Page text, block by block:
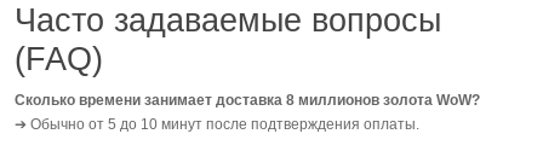
Часто задаваемые вопросы
(FAQ)
Сколько времени занимает доставка 8 миллионов золота WoW?
➔ Обычно от 5 до 10 минут после подтверждения оплаты.